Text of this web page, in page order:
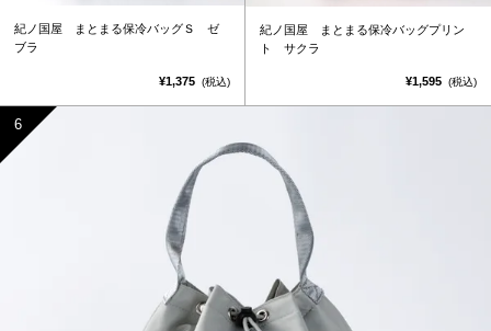
紀ノ国屋 まとまる保冷バッグＳ ゼ
ブラ
¥1,375 (税込)
紀ノ国屋 まとまる保冷バッグプリン
ト サクラ
¥1,595 (税込)